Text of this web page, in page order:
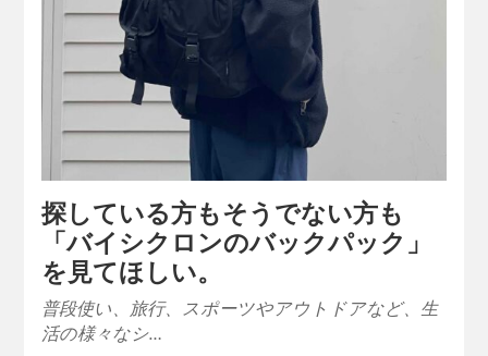
探している方もそうでない方も
「バイシクロンのバックパック」
を見てほしい。
普段使い、旅行、スポーツやアウトドアなど、生
活の様々なシ…